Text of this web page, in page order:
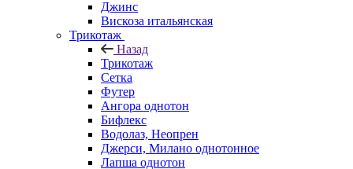
Джинс
Вискоза итальянская
Трикотаж
Назад
Трикотаж
Сетка
Футер
Ангора однотон
Бифлекс
Водолаз, Неопрен
Джерси, Милано однотонное
Лапша однотон